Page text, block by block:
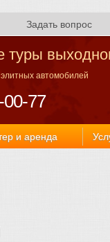
Задать вопрос
туры
автомобилей
77
и аренда